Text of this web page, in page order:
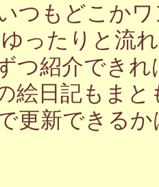
つもどこか
ったりと流
つ紹介でき
絵日記もま
更新できる